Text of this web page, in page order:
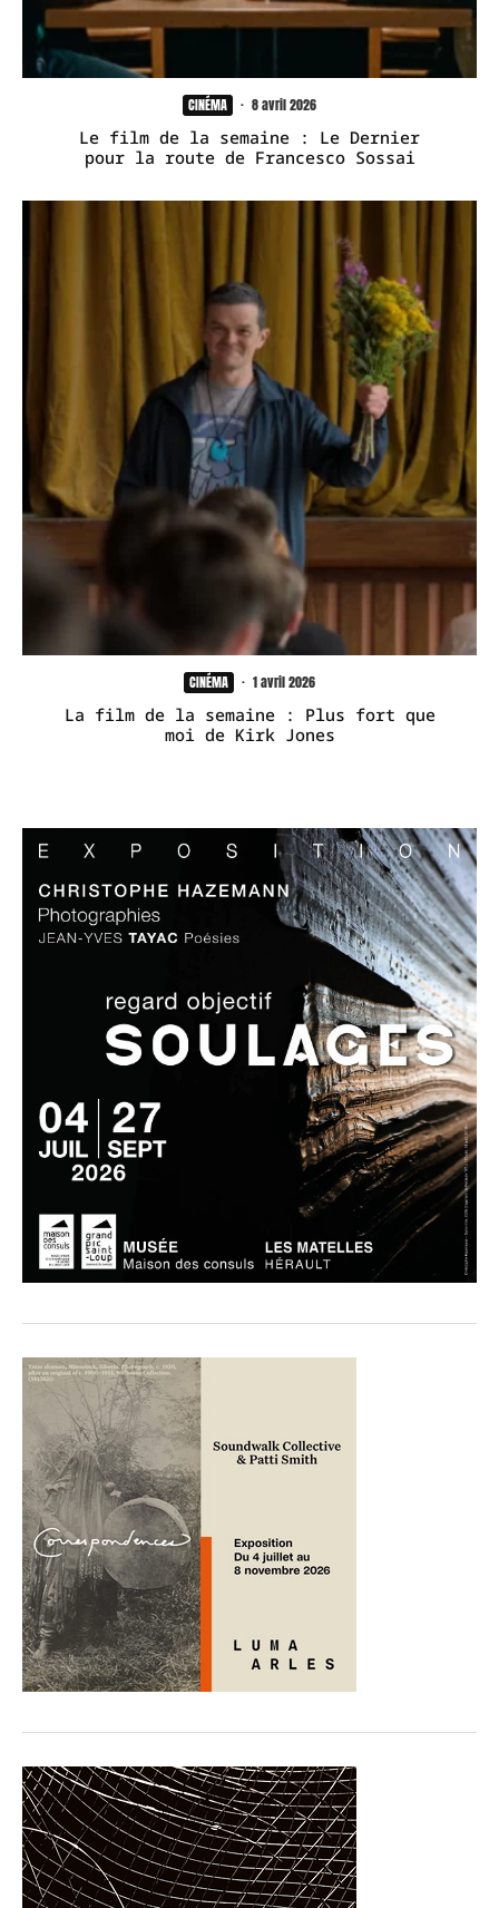
CINÉMA · 8 avril 2026
Le film de la semaine : Le Dernier
pour la route de Francesco Sossai
CINÉMA · 1 avril 2026
La film de la semaine : Plus fort que
moi de Kirk Jones